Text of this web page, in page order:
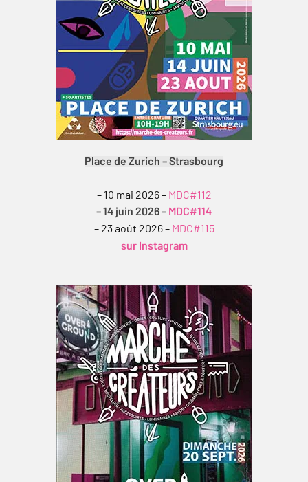
Place de Zurich – Strasbourg
– 10 mai 2026 – MDC#112
– 14 juin 2026 – MDC#114
– 23 août 2026 – MDC#115
sur Instagram